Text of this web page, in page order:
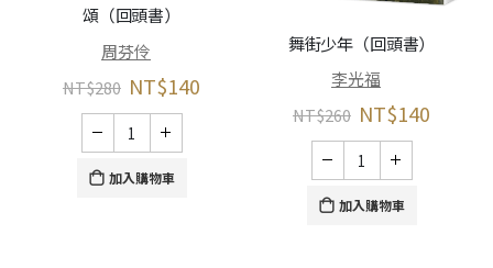
頌（回頭書）
周芬伶
NT$280 NT$140
加入購物車
舞街少年（回頭書）
李光福
NT$260 NT$140
加入購物車